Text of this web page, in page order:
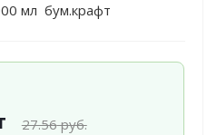
мл бум.крафт
27.56руб.